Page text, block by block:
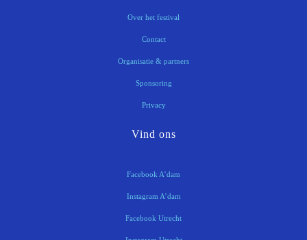
Over het festival
Contact
Organisatie & partners
Sponsoring
Privacy
Vind ons
Facebook A’dam
Instagram A’dam
Facebook Utrecht